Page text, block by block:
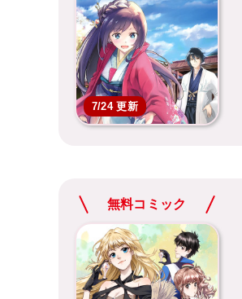
7/24 更新
無料コミック